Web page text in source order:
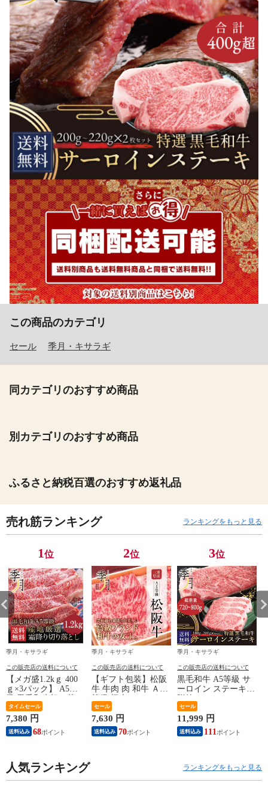
この商品のカテゴリ
セール 季月・キサラギ
同カテゴリのおすすめ商品
別カテゴリのおすすめ商品
ふるさと納税百選のおすすめ返礼品
売れ筋ランキング ランキングをもっと見る
1位
季月・キサラギ
この販売店の送料について
【メガ盛1.2kｇ 400
ｇ×3パック】 A5等
級 黒毛和牛切り落と
し すき焼き 焼きし
ゃぶ 送料無料 肉 牛
肉 和牛 お取り寄せ
グルメ 大容量 〈※
タイムセール
7,380 円
送料込み 68
2位
季月・キサラギ
この販売店の送料について
【ギフト包装】松阪
牛 牛肉 肉 和牛 Ａ５
等級 極上クラシタロ
ーススライス 500g
250ｇ×2パックでお
届け お取り寄せ グ
ルメ ギフト 〈※北
セール
7,630 円
送料込み 70
3位
季月・キサラギ
この販売店の送料について
黒毛和牛 A5等級 サ
ーロイン ステーキ
贈答 (180g～200g)×4
枚 和牛 牛肉 ギフト
〈※北海道・沖縄・
東北6県：追加送料必
要〉
セール
11,999 円
送料込み 111
人気ランキング ランキングをもっと見る